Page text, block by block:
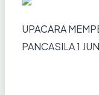
UPACARA
PANCASILA 1